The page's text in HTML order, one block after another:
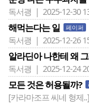
독서괭 | 2025-12-30
해먹는다는 일 페이퍼
독서괭 | 2025-12-26
알라딘아 나한테 왜
독서괭 | 2025-12-24
모든 것은 허용될까?
[카라마조프 씨네 형제..]